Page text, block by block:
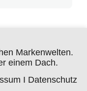
Markenwelten.
einem Dach.
I Datenschutz